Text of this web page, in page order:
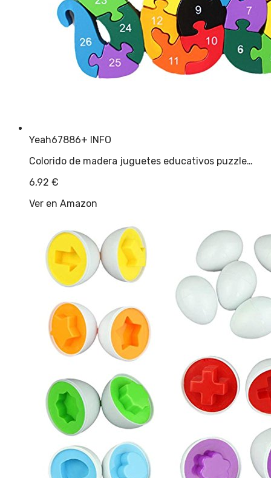
Yeah67886+ INFO
Colorido de madera juguetes educativos puzzle…
6,92 €
Ver en Amazon